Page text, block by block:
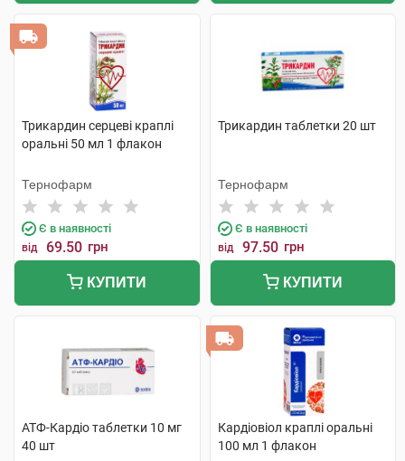
Трикардин серцеві краплі
оральні 50 мл 1 флакон
Тернофарм
Є в наявності
від 69.50 грн
КУПИТИ
Трикардин таблетки 20 шт
Тернофарм
Є в наявності
від 97.50 грн
КУПИТИ
АТФ-Кардіо таблетки 10 мг
40 шт
Кардіовіол краплі оральні
100 мл 1 флакон